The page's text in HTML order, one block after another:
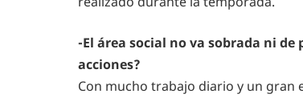
-El área social no va sobrada ni
acciones?
Con mucho trabajo diario y un gran